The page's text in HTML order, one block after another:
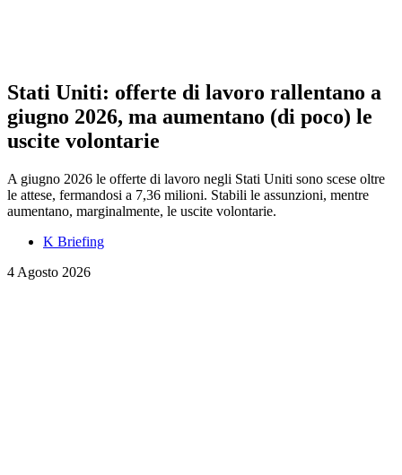
Stati Uniti: offerte di lavoro rallentano a
giugno 2026, ma aumentano (di poco) le
uscite volontarie
A giugno 2026 le offerte di lavoro negli Stati Uniti sono scese oltre
le attese, fermandosi a 7,36 milioni. Stabili le assunzioni, mentre
aumentano, marginalmente, le uscite volontarie.
K Briefing
4 Agosto 2026